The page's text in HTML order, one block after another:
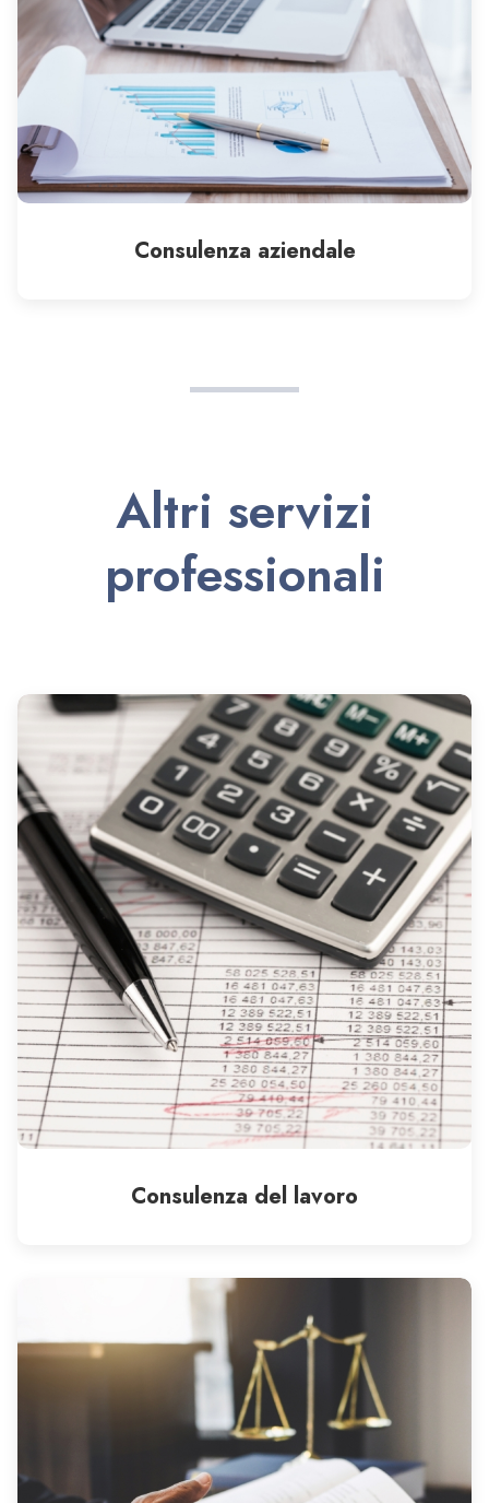
Consulenza aziendale
Altri servizi
professionali
Consulenza del lavoro